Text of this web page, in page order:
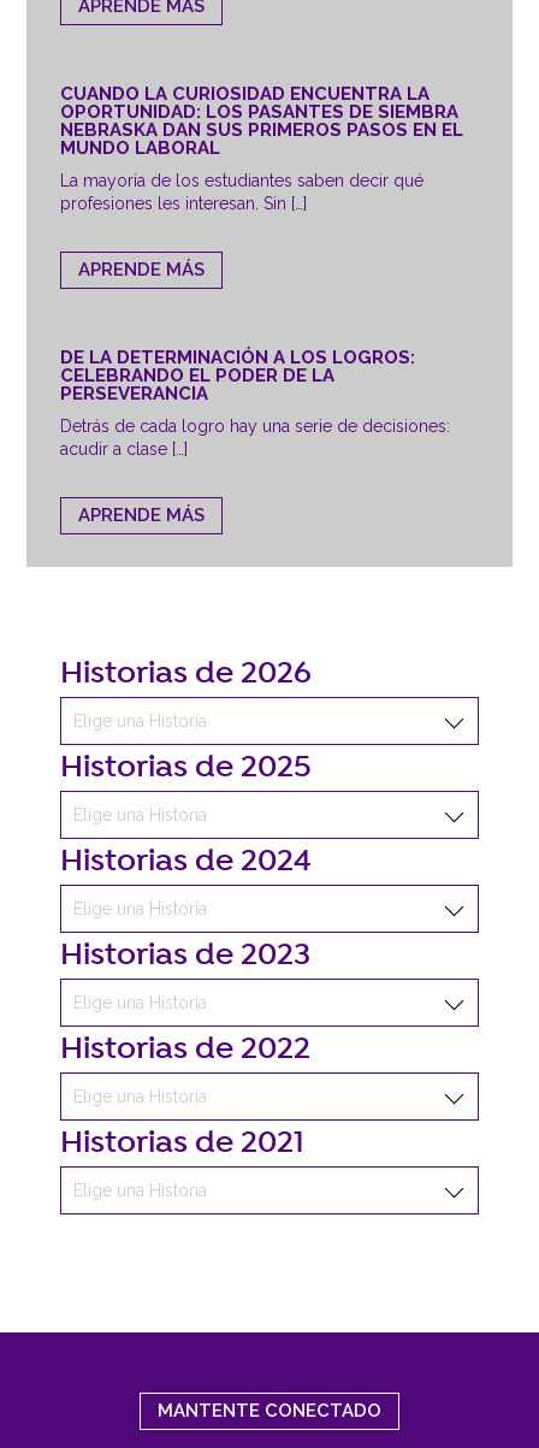
APRENDE MÁS
CUANDO LA CURIOSIDAD ENCUENTRA LA
OPORTUNIDAD: LOS PASANTES DE SIEMBRA
NEBRASKA DAN SUS PRIMEROS PASOS EN EL
MUNDO LABORAL
La mayoría de los estudiantes saben decir qué
profesiones les interesan. Sin […]
APRENDE MÁS
DE LA DETERMINACIÓN A LOS LOGROS:
CELEBRANDO EL PODER DE LA
PERSEVERANCIA
Detrás de cada logro hay una serie de decisiones:
acudir a clase […]
APRENDE MÁS
Historias de 2026
Historias de 2025
Historias de 2024
Historias de 2023
Historias de 2022
Historias de 2021
MANTENTE CONECTADO